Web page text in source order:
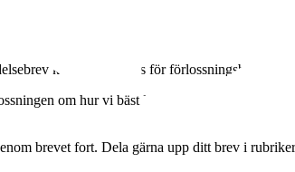
kan också kallas för förlossningsbrev
om hur vi bäst kan hjälpa dig. Brevet
brevet fort. Dela gärna upp ditt brev i